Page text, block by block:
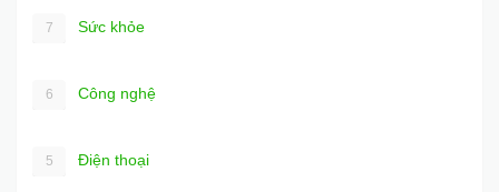
7 Sức khỏe
6 Công nghệ
5 Điện thoại